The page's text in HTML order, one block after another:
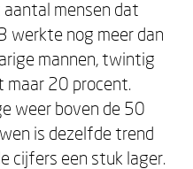
mensen dat
werkte nog meer dan
mannen, twintig
maar 20 procent.
weer boven de 50
is dezelfde trend
cijfers een stuk lager.